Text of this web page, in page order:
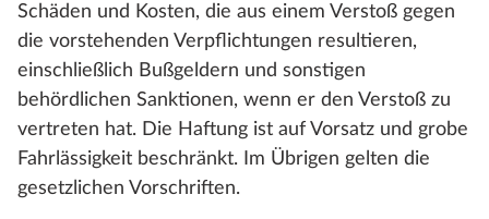
Schäden und Kosten, die aus einem Verstoß gegen
die vorstehenden Verpflichtungen resultieren,
einschließlich Bußgeldern und sonstigen
behördlichen Sanktionen, wenn er den Verstoß zu
vertreten hat. Die Haftung ist auf Vorsatz und grobe
Fahrlässigkeit beschränkt. Im Übrigen gelten die
gesetzlichen Vorschriften.